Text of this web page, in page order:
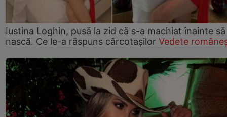
Iustina Loghin, pusă la zid că s-a machiat înainte să
nască. Ce le-a răspuns cârcotașilor Vedete